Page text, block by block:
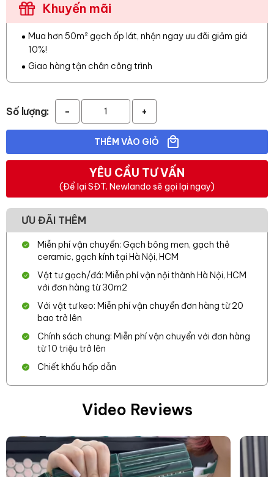
Khuyến mãi
Mua hơn 50m² gạch ốp lát, nhận ngay ưu đãi giảm giá
10%!
Giao hàng tận chân công trình
Số lượng: - +
THÊM VÀO GIỎ
YÊU CẦU TƯ VẤN
(Để lại SĐT. Newlando sẽ gọi lại ngay)
ƯU ĐÃI THÊM
Miễn phí vận chuyển: Gạch bông men, gạch thẻ
ceramic, gạch kính tại Hà Nội, HCM
Vật tư gạch/đá: Miễn phí vận nội thành Hà Nội, HCM
với đơn hàng từ 30m2
Với vật tư keo: Miễn phí vận chuyển đơn hàng từ 20
bao trở lên
Chính sách chung: Miễn phí vận chuyển với đơn hàng
từ 10 triệu trở lên
Chiết khấu hấp dẫn
Video Reviews